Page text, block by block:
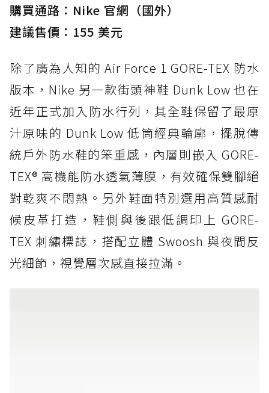
購買通路：Nike 官網（國外）
建議售價：155 美元
除了廣為人知的 Air Force 1 GORE-TEX 防水
版本，Nike 另一款街頭神鞋 Dunk Low 也在
近年正式加入防水行列，其全鞋保留了最原
汁原味的 Dunk Low 低筒經典輪廓，擺脫傳
統戶外防水鞋的笨重感，內層則嵌入 GORE-
TEX® 高機能防水透氣薄膜，有效確保雙腳絕
對乾爽不悶熱。另外鞋面特別選用高質感耐
候皮革打造，鞋側與後跟低調印上 GORE-
TEX 刺繡標誌，搭配立體 Swoosh 與夜間反
光細節，視覺層次感直接拉滿。